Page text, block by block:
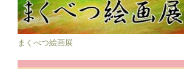
まくべつ絵画展